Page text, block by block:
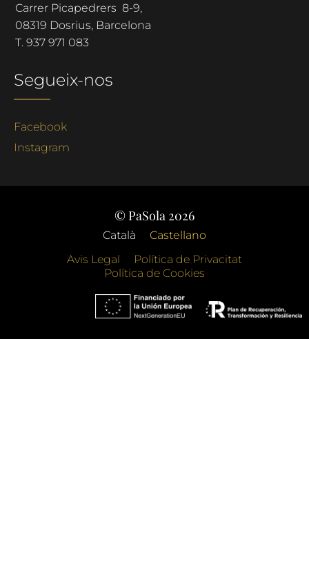
Carrer Picapedrers 8-9,
08319 Dosrius, Barcelona
T. 937 971 083
Segueix-nos
Facebook
Instagram
© PaSola 2026
Català
Castellano
Avis Legal
Política de Privacitat
Política de Cookies